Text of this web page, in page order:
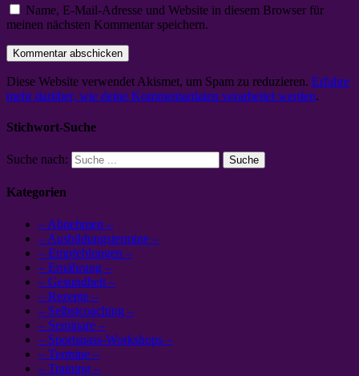
Name, E-Mail-Adresse und Website in diesem Browser für
meinen nächsten Kommentar speichern.
Diese Website verwendet Akismet, um Spam zu reduzieren. Erfahre
mehr darüber, wie deine Kommentardaten verarbeitet werden.
Stichwort-Suche
Suche nach:
Kategorien
– Abnehmen –
– Ausbildungstermine –
– Empfehlungen –
– Ernährung –
– Gesundheit –
– Rezepte –
– Selbstcoaching –
– Seminare –
– Sportspass-Workshops –
– Termine –
– Training –